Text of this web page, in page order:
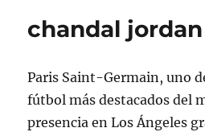
chandal
Paris Saint-Germain, uno
fútbol más destacados del
presencia en Los Ángeles